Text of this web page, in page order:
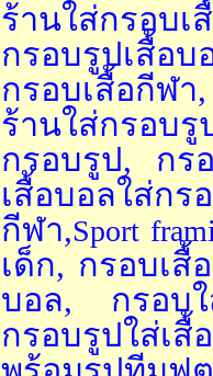
ร้านใส่กรอบ
กรอบรูปเสื้อ
กรอบเสื้อกีฬ
ร้านใส่กรอบ
กรอบรูป, กร
เสื้อบอลใส่
กีฬา,Sport
เด็ก, กรอบเสื้
บอล, กรอบใ
กรอบรูปใส่เสื้